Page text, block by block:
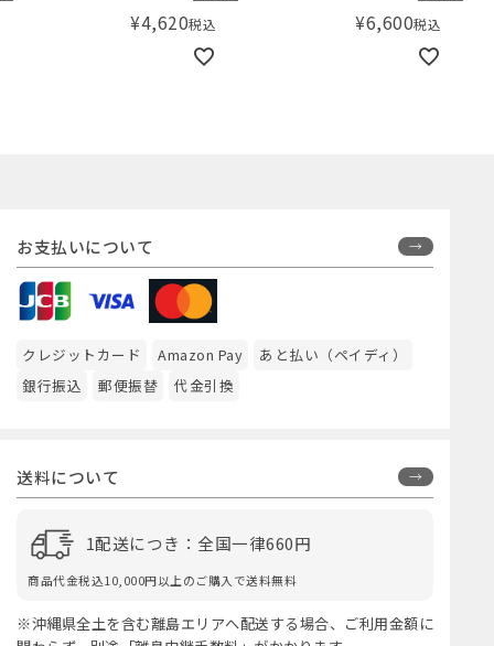
¥4,620税込 ¥6,600税込
お支払いについて
クレジットカード Amazon Pay
あと払い（ペイディ）
銀行振込
郵便振替 代金引換
送料について
1配送につき：全国一律660円
商品代金税込10,000円以上のご購入で送料無料
※沖縄県全土を含む離島エリアへ配送する場合、ご利用金額に